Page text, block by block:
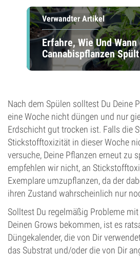
Verwandter Artikel
Erfahre, Wie Und Wann
Cannabispflanzen Spült
Nach dem Spülen solltest Du Deine
eine Woche nicht düngen und nur
Erdschicht gut trocken ist. Falls die
Stickstofftoxizität in dieser Woche
versuche, Deine Pflanzen erneut zu
empfehlen wir nicht, an
Exemplare umzupflanzen, da der
ihren Zustand wahrscheinlich nur
Solltest Du regelmäßig Probleme
Deinen Grows bekommen, ist es
Düngekalender, die von Dir
das Substrat und/oder die von Dir